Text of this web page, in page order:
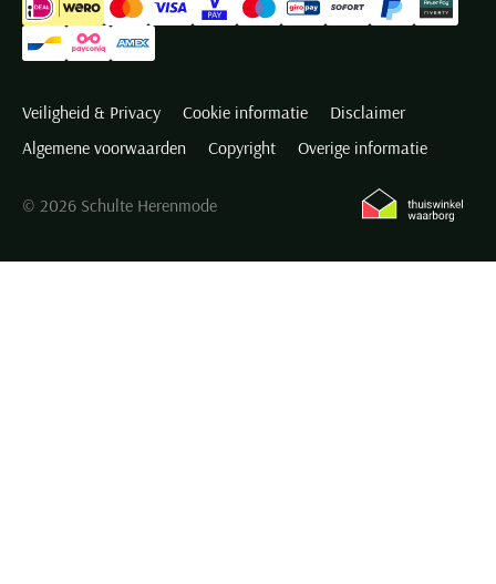
Veiligheid & Privacy Cookie informatie
Disclaimer
Algemene voorwaarden
Copyright Overige informatie
© 2026 Schulte Herenmode